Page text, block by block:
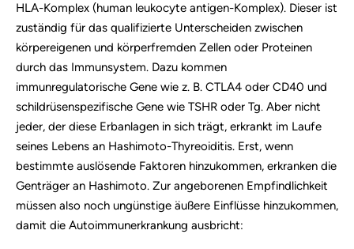
HLA-Komplex (human leukocyte antigen-Komplex). Dieser ist
zuständig für das qualifizierte Unterscheiden zwischen
körpereigenen und körperfremden Zellen oder Proteinen
durch das Immunsystem. Dazu kommen
immunregulatorische Gene wie z. B. CTLA4 oder CD40 und
schildrüsenspezifische Gene wie TSHR oder Tg. Aber nicht
jeder, der diese Erbanlagen in sich trägt, erkrankt im Laufe
seines Lebens an Hashimoto-Thyreoiditis. Erst, wenn
bestimmte auslösende Faktoren hinzukommen, erkranken die
Genträger an Hashimoto. Zur angeborenen Empfindlichkeit
müssen also noch ungünstige äußere Einflüsse hinzukommen,
damit die Autoimmunerkrankung ausbricht: